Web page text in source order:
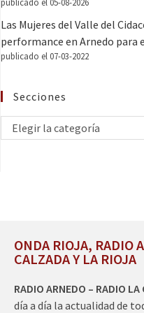
Las Mujeres del Valle del
performance en Arnedo para
publicado el 07-03-2022
Secciones
Elegir la categoría
ONDA RIOJA, RADIO
CALZADA Y LA RIOJA
RADIO ARNEDO – RADIO
día a día la actualidad de